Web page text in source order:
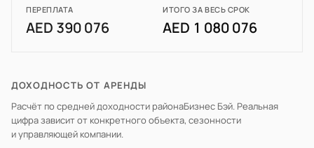
ПЕРЕПЛАТА
AED 390 076
ИТОГО ЗА ВЕСЬ СРОК
AED 1 080 076
ДОХОДНОСТЬ ОТ АРЕНДЫ
Расчёт по средней доходности районаБизнес Бэй. Реальная
цифра зависит от конкретного объекта, сезонности
и управляющей компании.